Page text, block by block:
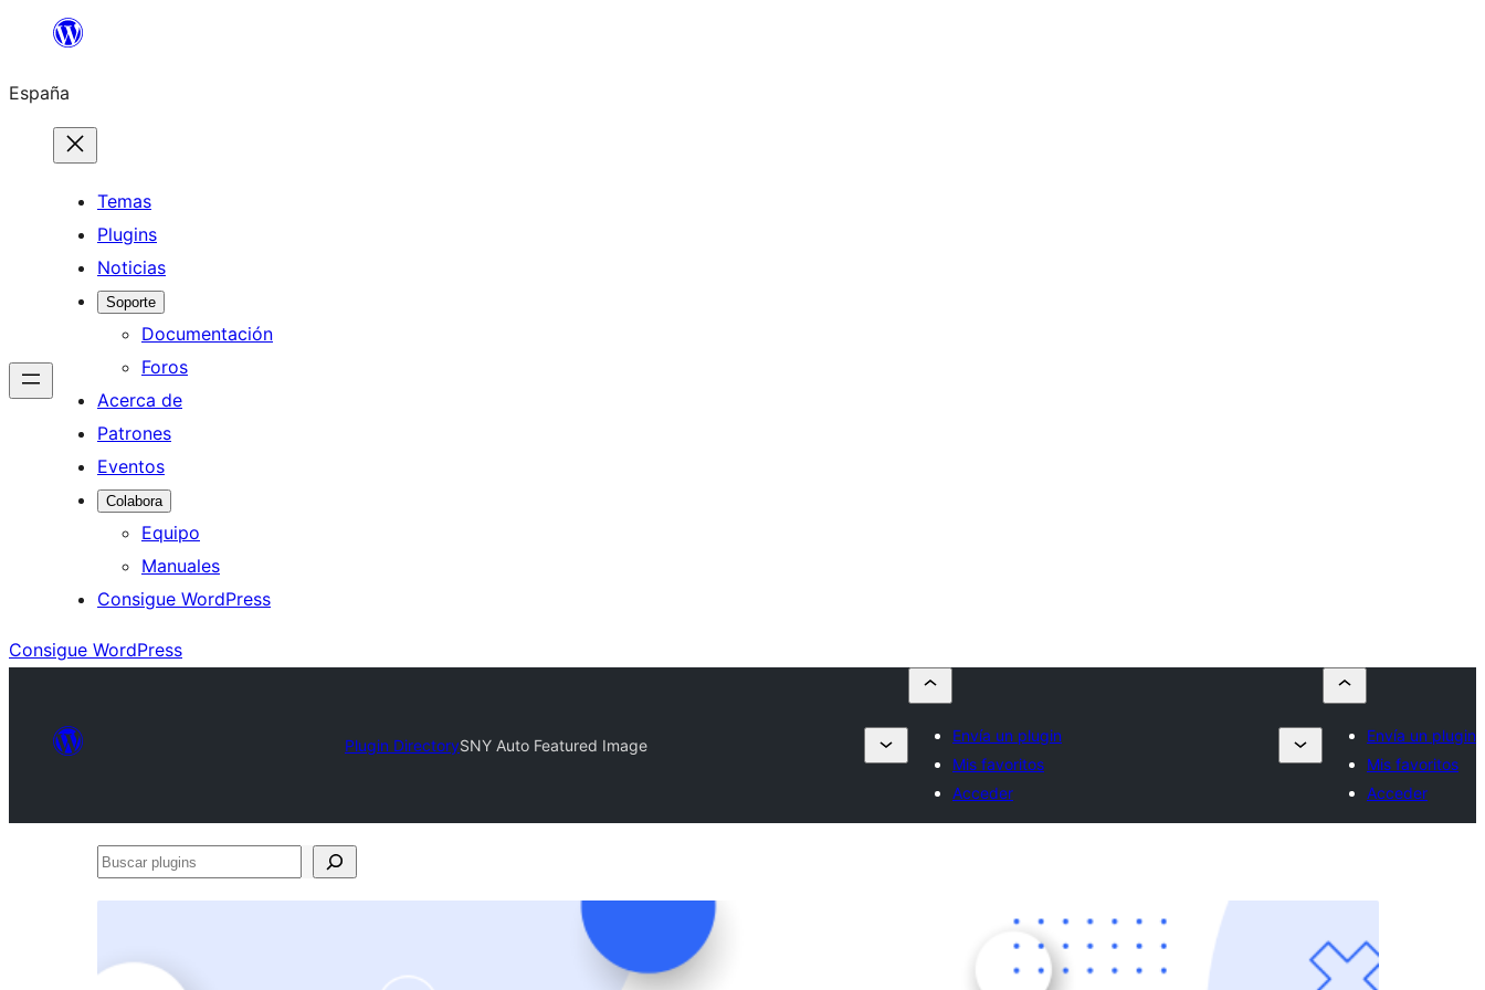
Saltar
contenido
España
Temas
Plugins
Noticias
Soporte
Documentación
Foros
Acerca de
Patrones
Eventos
Colabora
Equipo
Manuales
Consigue WordPress
Consigue WordPress
Plugin DirectorySNY Auto Featured Image
Envía un plugin
Mis favoritos
Acceder
Envía un plugin
Mis favoritos
Acceder
Buscar